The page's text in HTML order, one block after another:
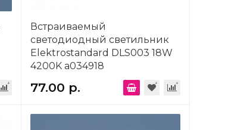
Встраиваемый
светодиодный светильник
Elektrostandard DLS003 18W
4200K a034918
77.00 р.